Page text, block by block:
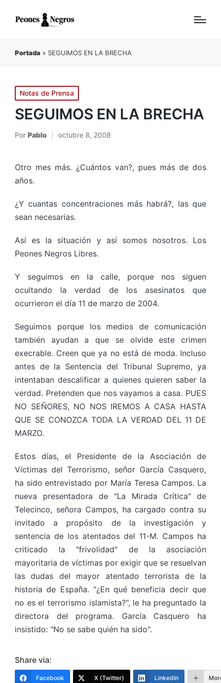
Portada » SEGUIMOS EN LA BRECHA
Publicado
en
Notas de Prensa
SEGUIMOS EN LA BRECHA
Publicado
Por Pablo octubre 8, 2008
Otro mes más. ¿Cuántos van?, pues más de dos
años.
¿Y cuantas concentraciones más habrá?, las que
sean necesarias.
Así es la situación y así somos nosotros. Los
Peones Negros Libres.
Y seguimos en la calle, porque nos siguen
ocultando la verdad de los asesinatos que
ocurrieron el día 11 de marzo de 2004.
Seguimos porque los medios de comunicación
también ayudan a que se olvide este crimen
execrable. Creen que ya no está de moda. Incluso
antes de la Sentencia del Tribunal Supremo, ya
intentaban descalificar a quienes quieren saber la
verdad. Pretenden que nos vayamos a casa. PUES
NO SEÑORES, NO NOS IREMOS A CASA HASTA
QUE SE CONOZCA TODA LA VERDAD DEL 11 DE
MARZO.
Estos días, el Presidente de la Asociación de
Víctimas del Terrorismo, señor García Casquero,
ha sido entrevistado por María Teresa Campos. La
nueva presentadora de "La Mirada Crítica" de
Telecinco, señora Campos, ha cargado contra su
invitado a propósito de la investigación y
sentencia de los atentados del 11-M. Campos ha
criticado la "frivolidad" de la asociación
mayoritaria de víctimas por exigir que se resuelvan
las dudas del mayor atentado terrorista de la
historia de España. "¿En qué beneficia decir que
no es el terrorismo islamista?", le ha preguntado la
directora del programa. García Casquero ha
insistido: "No se sabe quién ha sido".
Share via:
Facebook X (Twitter) LinkedIn